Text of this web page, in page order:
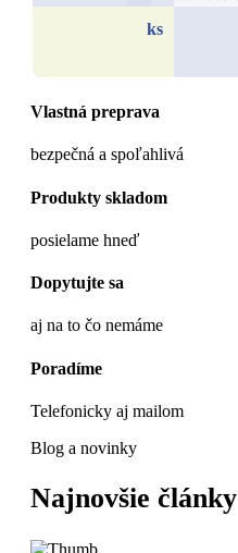
ks
Vlastná preprava
bezpečná a spoľahlivá
Produkty skladom
posielame hneď
Dopytujte sa
aj na to čo nemáme
Poradíme
Telefonicky aj mailom
Blog a novinky
Najnovšie články